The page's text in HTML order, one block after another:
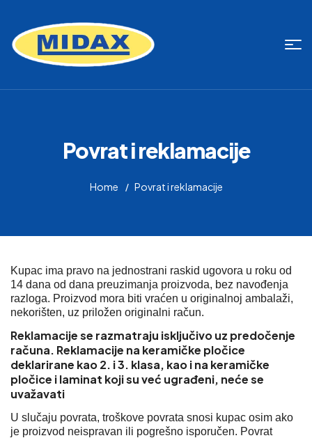
Povrat i reklamacije
Home Povrat i reklamacije
Kupac ima pravo na jednostrani raskid ugovora u roku od
14 dana od dana preuzimanja proizvoda, bez navođenja
razloga. Proizvod mora biti vraćen u originalnoj ambalaži,
nekorišten, uz priložen originalni račun.
Reklamacije se razmatraju isključivo uz predočenje
računa. Reklamacije na keramičke pločice
deklarirane kao 2. i 3. klasa, kao i na keramičke
pločice i laminat koji su već ugrađeni, neće se
uvažavati
U slučaju povrata, troškove povrata snosi kupac osim ako
je proizvod neispravan ili pogrešno isporučen. Povrat